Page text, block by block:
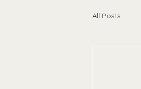
All Posts